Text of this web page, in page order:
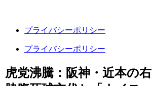
プライバシーポリシー
プライバシーポリシー
虎党沸騰：阪神・近本の右